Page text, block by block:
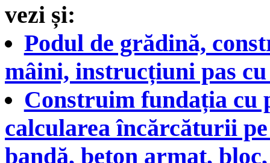
vezi și:
Podul de grădină,
mâini, instrucțiuni pas cu
Construim fundația cu
calcularea încărcăturii
bandă, beton armat,